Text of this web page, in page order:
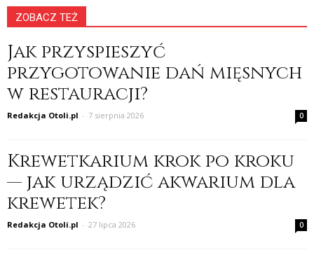
ZOBACZ TEŻ
Jak przyspieszyć
przygotowanie dań mięsnych
w restauracji?
Redakcja Otoli.pl - 7 sierpnia 2026 0
Krewetkarium krok po kroku
— jak urządzić akwarium dla
krewetek?
Redakcja Otoli.pl - 27 lipca 2026 0